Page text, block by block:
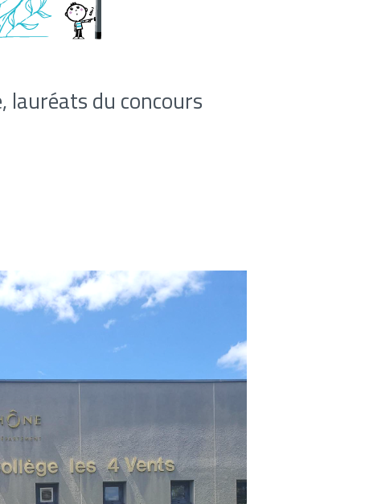
lauréats du concours